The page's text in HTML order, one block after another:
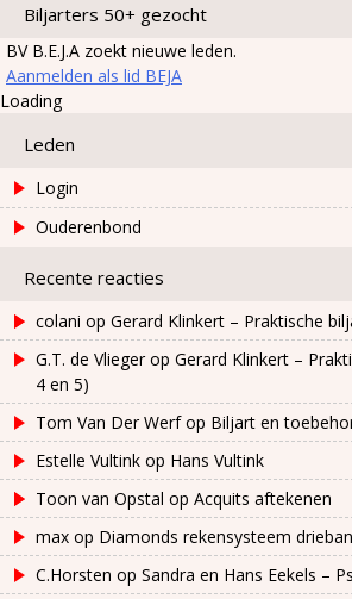
Biljarters 50+ gezocht
BV B.E.J.A zoekt nieuwe leden.
Aanmelden als lid BEJA
Loading
Leden
Login
Ouderenbond
Recente reacties
colani op Gerard Klinkert – Praktische
G.T. de Vliegerop Gerard Klinkert –
4 en 5)
Tom Van Der Werfop Biljart en
Estelle Vultink op Hans Vultink
Toon van Opstal op Acquits aftekenen
max op Diamonds rekensysteem
C.Horsten op Sandra en Hans Eekels –